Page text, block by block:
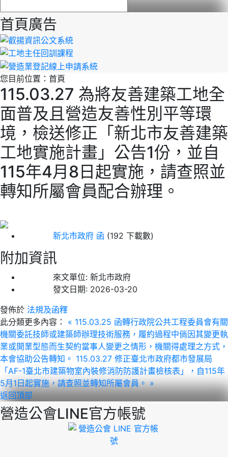
首頁廣告
您目前位置： 首頁
115.03.27 為將友善建築工地全
面普及且營造友善性別平等環
境，檢送修正「新北市友善建築
工地實施計畫」公告1份，並自
115年4月8日起實施，請查照並
轉知所屬會員配合辦理。
新北市政府 函 (192 下載數)
附加資訊
來文單位: 新北市政府
發文日期: 2026-03-20
發佈於 法規及函釋
此分類更多內容：
« 115.03.25 函轉行政院公共工程委員會有關
機關委託技師或建築師辦理技術服務，履約過程中倘因其變更執
業或開業型態而生契約當事人變更之情形，機關得處理之方式，
本會協助公告轉知。 115.03.27 修正臺北市政府都市發展局
「AF-1臺北市建築物室內裝修消防防護計畫檢核表」，自115年
5月1日起實施，請查照並轉知所屬會員。 »
返回頂部
營造公會LINE官方帳號